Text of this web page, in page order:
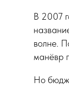
В 2007
волне.
манёвр
Но